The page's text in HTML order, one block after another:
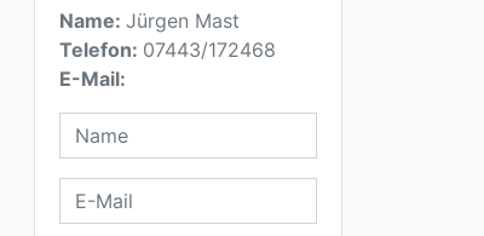
Name: Jürgen Mast
Telefon: 07443/172468
E-Mail: